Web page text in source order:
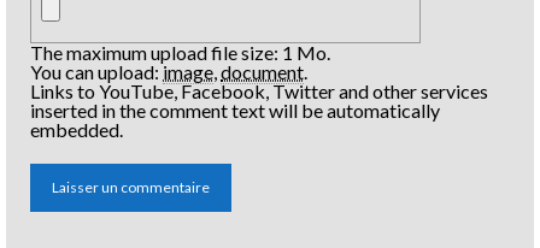
The maximum upload file size: 1 Mo.
You can upload:image document
Links to YouTube, Facebook, Twitter and other services
inserted in the comment text will be automatically
embedded.